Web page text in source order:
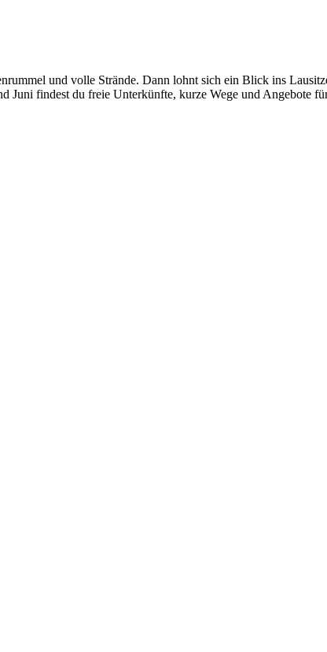
und volle Strände. Dann lohnt sich ein Blick ins
Juni findest du freie Unterkünfte, kurze Wege und Angebote